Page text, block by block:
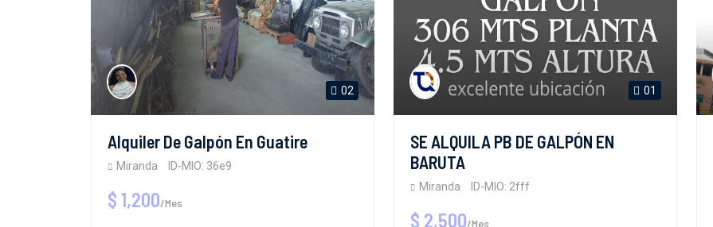
02
Alquiler De Galpón En Guatire
Miranda ID-MIO: 36e9
$ 1,200/Mes
01
SE ALQUILA PB DE GALPÓN EN
BARUTA
Miranda ID-MIO: 2fff
$ 2,500/Mes